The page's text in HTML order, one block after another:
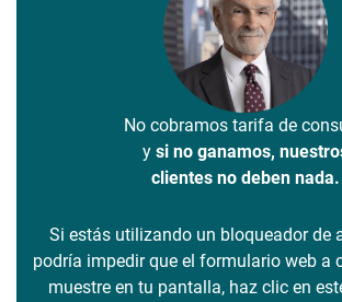
No cobramos tarifa de
y si no ganamos,
clientes no deben nada.
Si estás utilizando un bloqueador de
podría impedir que el formulario web a
muestre en tu pantalla, haz clic en